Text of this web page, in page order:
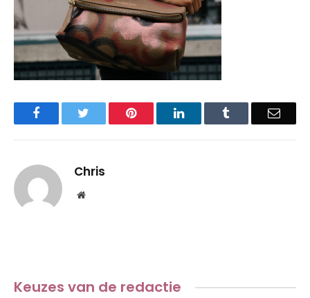
Facebook Pinterest LinkedIn Email
Chris
Website
Keuzes van de redactie